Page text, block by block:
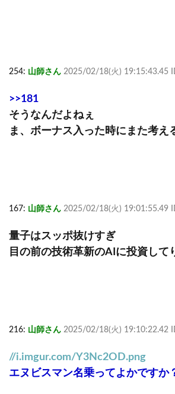
254: 山師さん 2025/02/18(火) 19:15:43.45
>>181
そうなんだよねぇ
ま、ボーナス入った時にまた考え
167: 山師さん 2025/02/18(火) 19:01:55.49
量子はスッポ抜けすぎ
目の前の技術革新のAIに投資して
216: 山師さん 2025/02/18(火) 19:10:22.42
//i.imgur.com/Y3Nc2OD.png
エヌビスマン名乗ってよかですか